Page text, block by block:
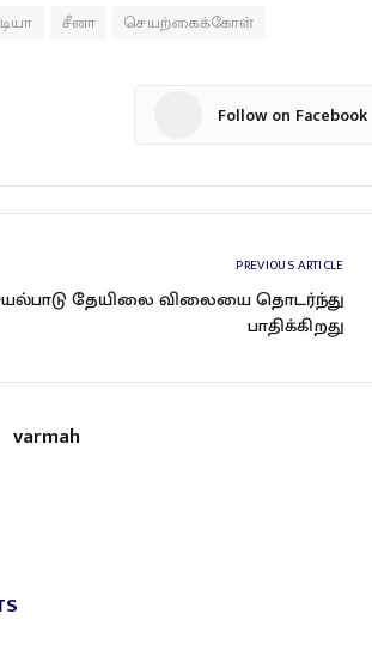
சீனா செயற்கைக்கோள்
Follow on Facebook
PREVIOUS ARTICLE
தேயிலை விலையை தொடர்ந்து
பாதிக்கிறது
varmah